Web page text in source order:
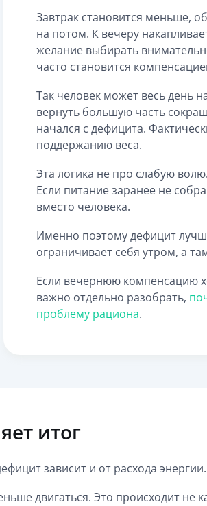
Завтрак становится меньше,
на потом. К вечеру
желание выбирать
часто становится
Так человек может весь день
вернуть большую часть
начался с дефицита.
поддержанию веса.
Эта логика не про слабую
Если питание заранее не
вместо человека.
Именно поэтому дефицит
ограничивает себя утром, а
Если вечернюю компенсацию
важно отдельно разобрать,
проблему рациона.
итог
зависит и от расхода
двигаться. Это происходит не